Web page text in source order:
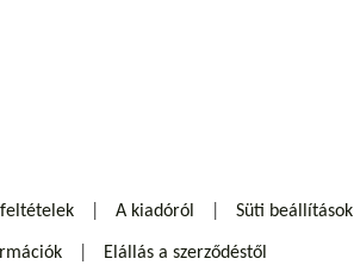
feltételek A kiadóról Süti beállítások
Elállás a szerződéstől